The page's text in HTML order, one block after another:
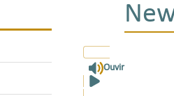
Ouvir